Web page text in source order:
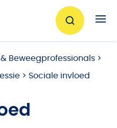
Beweegprofessionals >
> Sociale invloed